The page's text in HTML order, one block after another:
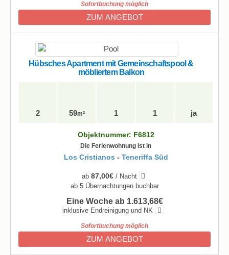
Sofortbuchung möglich
ZUM ANGEBOT
Hübsches Apartment mit Gemeinschaftspool &
möbliertem Balkon
2 59m² 1 1 ja
Objektnummer: F6812
Die Ferienwohnung ist in
Los Cristianos - Teneriffa Süd
ab 87,00€/ Nacht
ab 5 Übernachtungen buchbar
Eine Woche ab 1.613,68€
inklusive Endreinigung und NK
Sofortbuchung möglich
ZUM ANGEBOT